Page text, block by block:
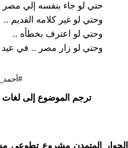
حتي لو جاء بنفسه إلي مصر
وحتي لو غير كلامه القديم ..
وحتي لو اعترف بخطأه ..
وحتي لو زار مصر .. في
ترجم الموضوع إلى
الحوار المتمدن مشروع تطوعي